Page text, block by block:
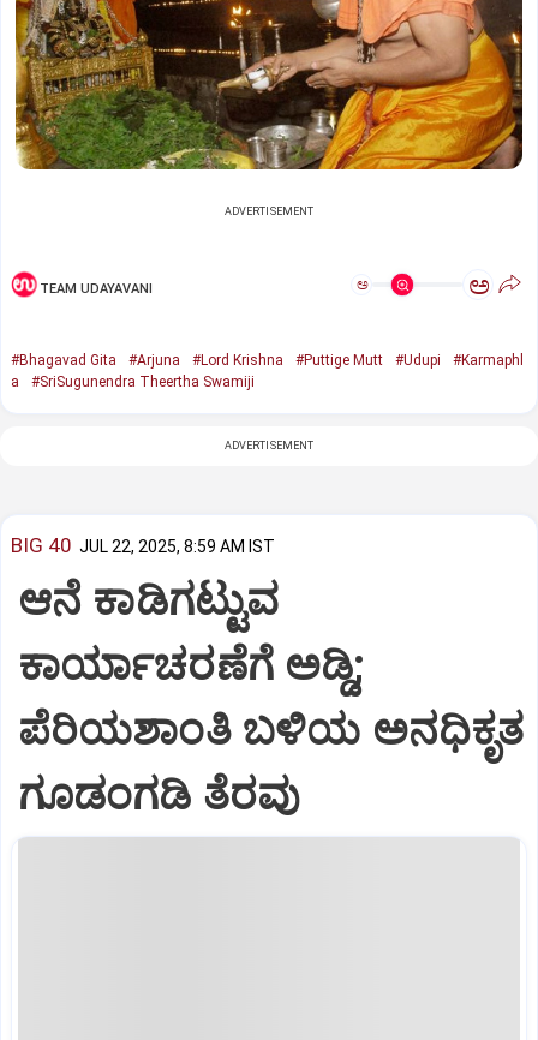
ADVERTISEMENT
TEAM UDAYAVANI ಅ ಅ
#Bhagavad Gita #Arjuna #Lord Krishna #Puttige Mutt #Udupi
#Karmaphl
a
#SriSugunendra Theertha Swamiji
ADVERTISEMENT
BIG 40 JUL 22, 2025, 8:59 AM IST
ಆನೆ ಕಾಡಿಗಟ್ಟುವ
ಕಾರ್ಯಾಚರಣೆಗೆ ಅಡ್ಡಿ;
ಪೆರಿಯಶಾಂತಿ ಬಳಿಯ ಅನಧಿಕೃತ
ಗೂಡಂಗಡಿ ತೆರವು